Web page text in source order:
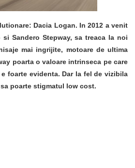
Dacia Logan. In 2012 a venit
Sandero Stepway, sa treaca la noi
mai ingrijite, motoare de ultima
poarta o valoare intrinseca pe care
foarte evidenta. Dar la fel de vizibila
poarte stigmatul low cost.